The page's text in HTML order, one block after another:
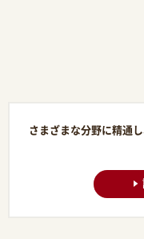
さまざまな分野に精通